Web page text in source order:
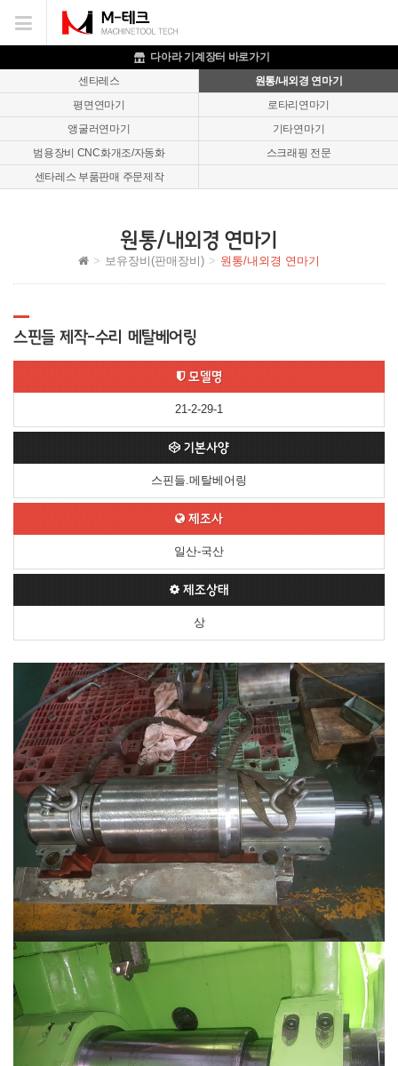
이메일을
입력하시면
등록
시
전송됩니다.
다아라 기계장터 바로가기
센타레스
원통/내외경 연마기
평면연마기
로타리연마기
앵굴러연마기
기타연마기
범용장비 CNC화개조/자동화
스크래핑 전문
센타레스 부품판매 주문제작
원통/내외경 연마기
보유장비(판매장비) 원통/내외경 연마기
스핀들 제작-수리 메탈베어링
모델명
21-2-29-1
기본사양
스핀들.메탈베어링
제조사
일산-국산
제조상태
상